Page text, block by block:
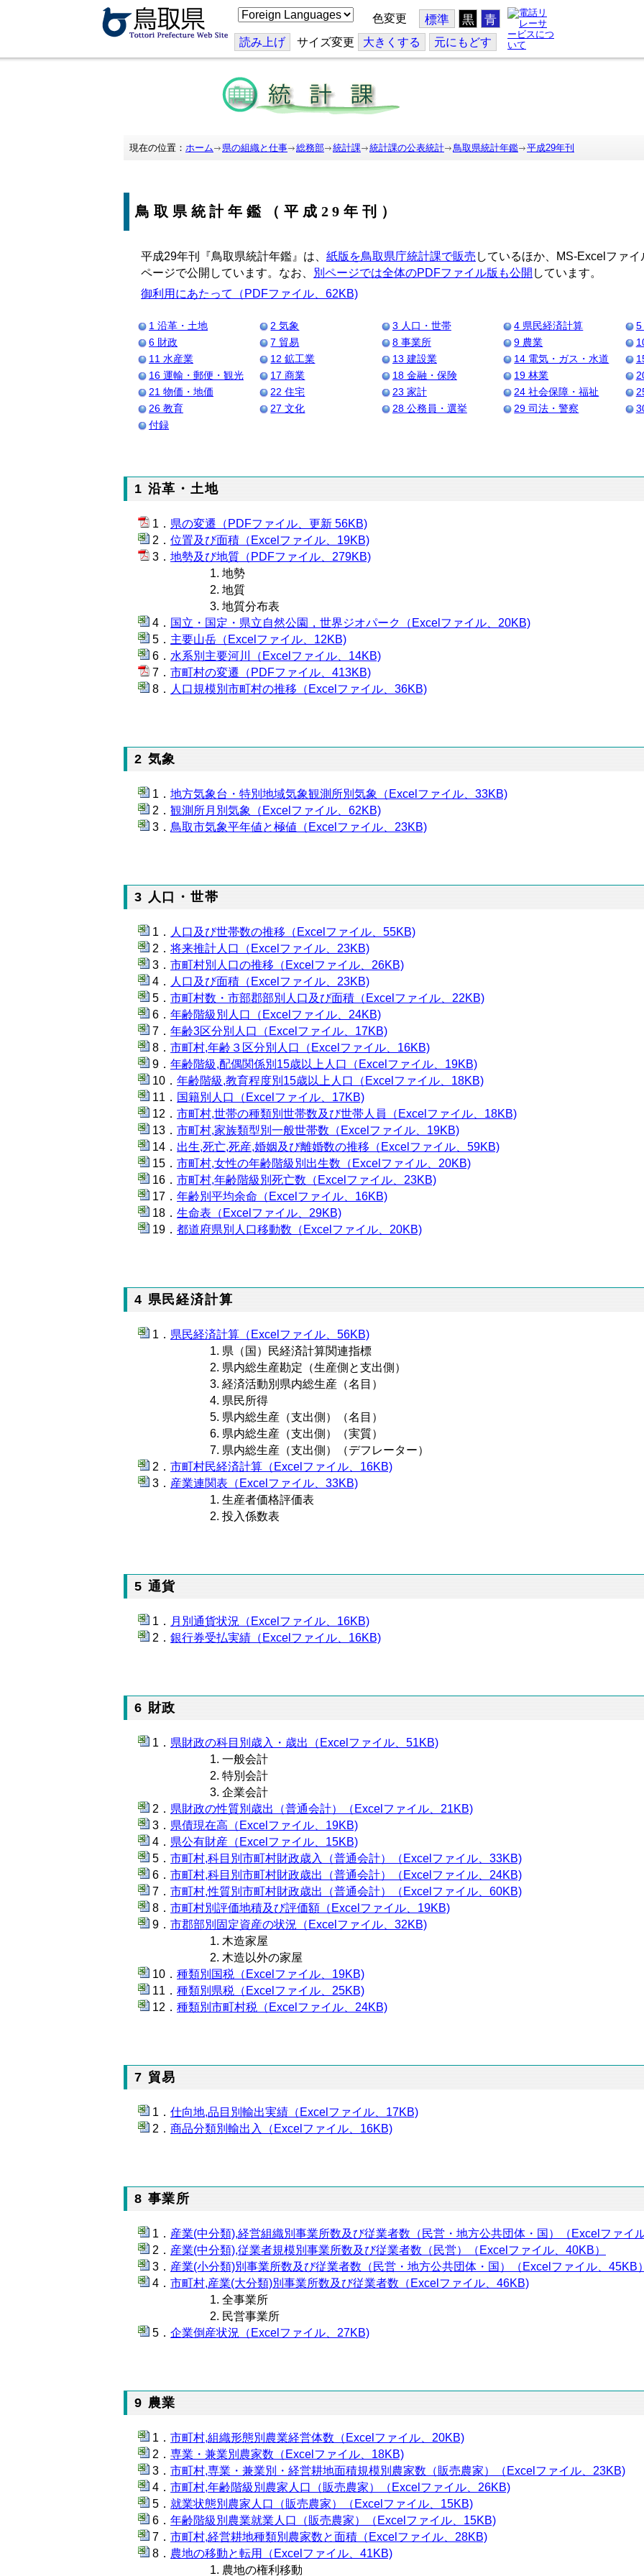
こ
の
ジ
を
訳
す
る
色変更 標準 黒 青
読み上げ サイズ変更 大きくする 元にもどす
現在の位置： ホーム 県の組織と仕事 総務部 統計課 統計課の公表統計 鳥取県統計年鑑 平成29年刊
鳥取県統計年鑑（平成29年刊）
平成29年刊『鳥取県統計年鑑』は、 紙版を鳥取県庁統計課で販売 しているほか、MS-Excelファ
ページで公開しています。なお、
別ページでは全体のPDFファイル版も公開 しています。
御利用にあたって（PDFファイル、62KB)
1 沿革・土地 2 気象 3 人口・世帯 4 県民経済計算
5
6 財政
7 貿易 8 事業所 9 農業
11 水産業
12 鉱工業 13 建設業 14 電気・ガス・水道
16 運輸・郵便・観光
17 商業 18 金融・保険 19 林業
21 物価・地価
22 住宅 23 家計 24 社会保障・福祉
26 教育
27 文化 28 公務員・選挙 29 司法・警察
付録
1 沿革・土地
県の変遷（PDFファイル、更新 56KB)
位置及び面積（Excelファイル、19KB)
地勢及び地質（PDFファイル、279KB)
地勢
地質
地質分布表
国立・国定・県立自然公園，世界ジオパーク（Excelファイル、20KB)
主要山岳（Excelファイル、12KB)
水系別主要河川（Excelファイル、14KB)
市町村の変遷（PDFファイル、413KB)
人口規模別市町村の推移（Excelファイル、36KB)
2 気象
地方気象台・特別地域気象観測所別気象（Excelファイル、33KB)
観測所月別気象（Excelファイル、62KB)
鳥取市気象平年値と極値（Excelファイル、23KB)
3 人口・世帯
人口及び世帯数の推移（Excelファイル、55KB)
将来推計人口（Excelファイル、23KB)
市町村別人口の推移（Excelファイル、26KB)
人口及び面積（Excelファイル、23KB)
市町村数・市部郡部別人口及び面積（Excelファイル、22KB)
年齢階級別人口（Excelファイル、24KB)
年齢3区分別人口（Excelファイル、17KB)
市町村,年齢３区分別人口（Excelファイル、16KB)
年齢階級,配偶関係別15歳以上人口（Excelファイル、19KB)
年齢階級,教育程度別15歳以上人口（Excelファイル、18KB)
国籍別人口（Excelファイル、17KB)
市町村,世帯の種類別世帯数及び世帯人員（Excelファイル、18KB)
市町村,家族類型別一般世帯数（Excelファイル、19KB)
出生,死亡,死産,婚姻及び離婚数の推移（Excelファイル、59KB)
市町村,女性の年齢階級別出生数（Excelファイル、20KB)
市町村,年齢階級別死亡数（Excelファイル、23KB)
年齢別平均余命（Excelファイル、16KB)
生命表（Excelファイル、29KB)
都道府県別人口移動数（Excelファイル、20KB)
4 県民経済計算
県民経済計算（Excelファイル、56KB)
県（国）民経済計算関連指標
県内総生産勘定（生産側と支出側）
経済活動別県内総生産（名目）
県民所得
県内総生産（支出側）（名目）
県内総生産（支出側）（実質）
県内総生産（支出側）（デフレーター）
市町村民経済計算（Excelファイル、16KB)
産業連関表（Excelファイル、33KB)
生産者価格評価表
投入係数表
5 通貨
月別通貨状況（Excelファイル、16KB)
銀行券受払実績（Excelファイル、16KB)
6 財政
県財政の科目別歳入・歳出（Excelファイル、51KB)
一般会計
特別会計
企業会計
県財政の性質別歳出（普通会計）（Excelファイル、21KB)
県債現在高（Excelファイル、19KB)
県公有財産（Excelファイル、15KB)
市町村,科目別市町村財政歳入（普通会計）（Excelファイル、33KB)
市町村,科目別市町村財政歳出（普通会計）（Excelファイル、24KB)
市町村,性質別市町村財政歳出（普通会計）（Excelファイル、60KB)
市町村別評価地積及び評価額（Excelファイル、19KB)
市郡部別固定資産の状況（Excelファイル、32KB)
木造家屋
木造以外の家屋
種類別国税（Excelファイル、19KB)
種類別県税（Excelファイル、25KB)
種類別市町村税（Excelファイル、24KB)
7 貿易
仕向地,品目別輸出実績（Excelファイル、17KB)
商品分類別輸出入（Excelファイル、16KB)
8 事業所
産業(中分類),経営組織別事業所数及び従業者数（民営・地方公共団体・国）（Excelファイ
産業(中分類),従業者規模別事業所数及び従業者数（民営）（Excelファイル、40KB）
産業(小分類)別事業所数及び従業者数（民営・地方公共団体・国）（Excelファイル、45KB）
市町村,産業(大分類)別事業所数及び従業者数（Excelファイル、46KB)
全事業所
民営事業所
企業倒産状況（Excelファイル、27KB)
9 農業
市町村,組織形態別農業経営体数（Excelファイル、20KB)
専業・兼業別農家数（Excelファイル、18KB)
市町村,専業・兼業別・経営耕地面積規模別農家数（販売農家）（Excelファイル、23KB)
市町村,年齢階級別農家人口（販売農家）（Excelファイル、26KB)
就業状態別農家人口（販売農家）（Excelファイル、15KB)
年齢階級別農業就業人口（販売農家）（Excelファイル、15KB)
市町村,経営耕地種類別農家数と面積（Excelファイル、28KB)
農地の移動と転用（Excelファイル、41KB)
農地の権利移動